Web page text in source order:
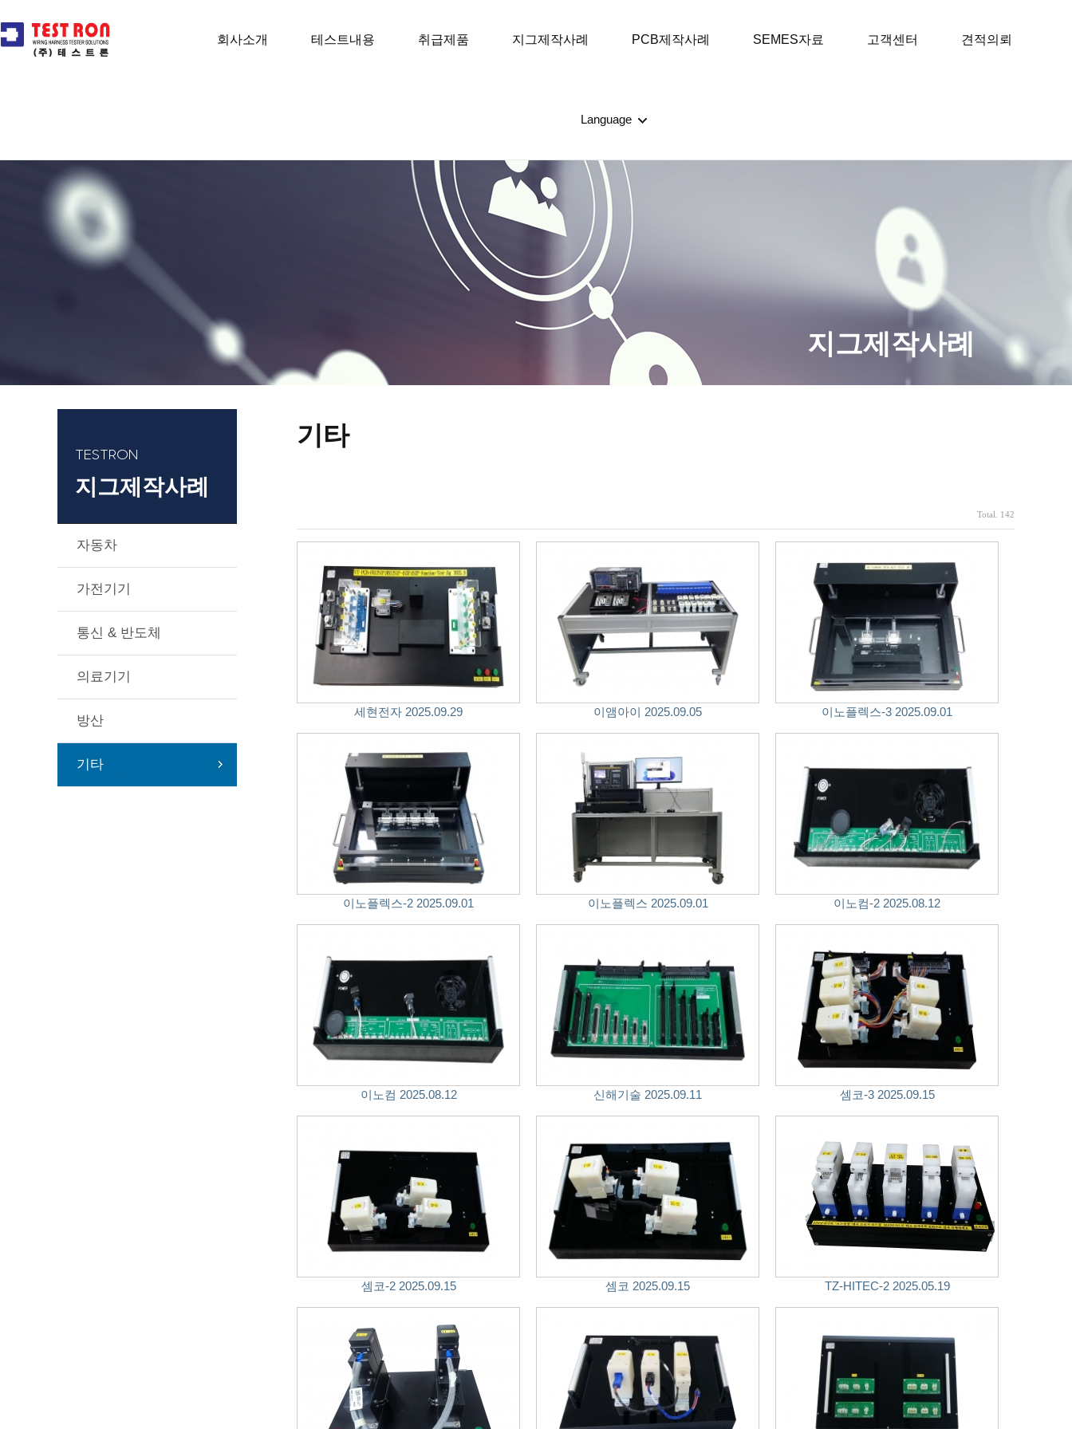
회사소개 테스트내용 취급제품 지그제작사례 PCB제작사례 SEMES자료 고객센터 견적의뢰
Language
지그제작사례
TESTRON
지그제작사례
자동차
가전기기
통신 & 반도체
의료기기
방산
기타
기타
Total. 142
세현전자 2025.09.29 이앰아이 2025.09.05 이노플렉스-3 2025.09.01
이노플렉스-2 2025.09.01 이노플렉스 2025.09.01 이노컴-2 2025.08.12
이노컴 2025.08.12 신해기술 2025.09.11 셈코-3 2025.09.15
셈코-2 2025.09.15 셈코 2025.09.15 TZ-HITEC-2 2025.05.19